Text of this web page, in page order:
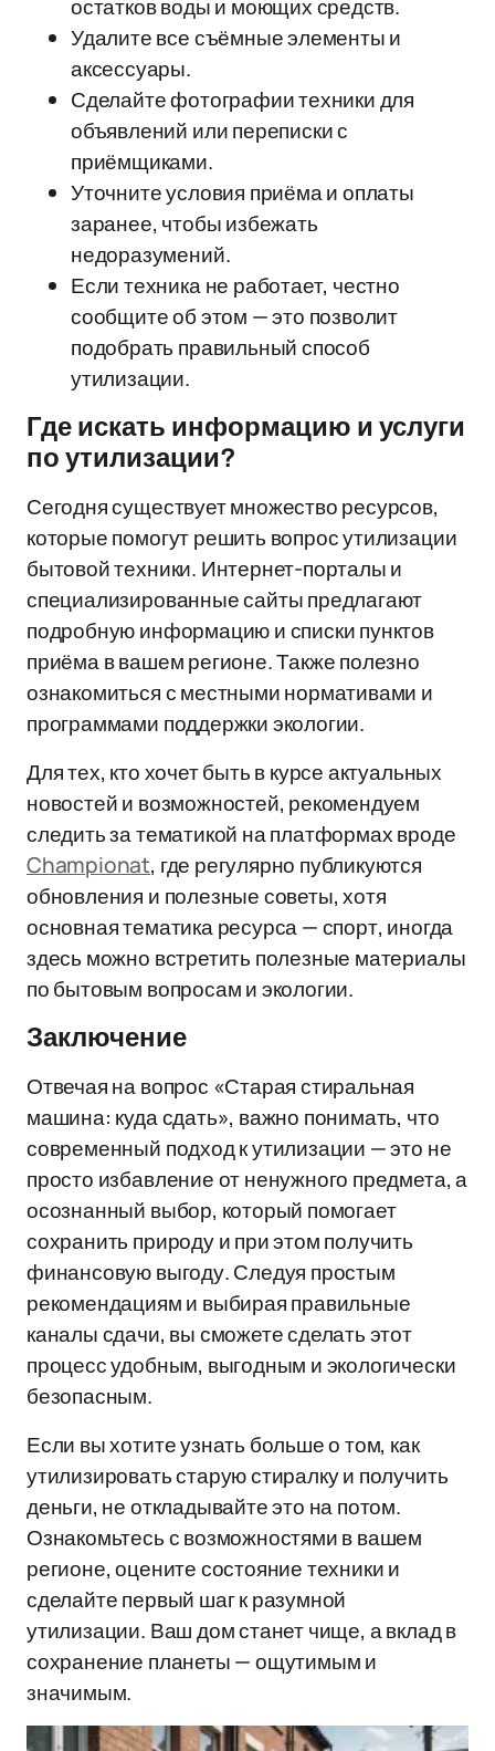
остатков воды и моющих средств.
Удалите все съёмные элементы и
аксессуары.
Сделайте фотографии техники для
объявлений или переписки с
приёмщиками.
Уточните условия приёма и оплаты
заранее, чтобы избежать
недоразумений.
Если техника не работает, честно
сообщите об этом — это позволит
подобрать правильный способ
утилизации.
Где искать информацию и услуги
по утилизации?
Сегодня существует множество ресурсов,
которые помогут решить вопрос утилизации
бытовой техники. Интернет-порталы и
специализированные сайты предлагают
подробную информацию и списки пунктов
приёма в вашем регионе. Также полезно
ознакомиться с местными нормативами и
программами поддержки экологии.
Для тех, кто хочет быть в курсе актуальных
новостей и возможностей, рекомендуем
следить за тематикой на платформах вроде
Championat, где регулярно публикуются
обновления и полезные советы, хотя
основная тематика ресурса — спорт, иногда
здесь можно встретить полезные материалы
по бытовым вопросам и экологии.
Заключение
Отвечая на вопрос «Старая стиральная
машина: куда сдать», важно понимать, что
современный подход к утилизации — это не
просто избавление от ненужного предмета, а
осознанный выбор, который помогает
сохранить природу и при этом получить
финансовую выгоду. Следуя простым
рекомендациям и выбирая правильные
каналы сдачи, вы сможете сделать этот
процесс удобным, выгодным и экологически
безопасным.
Если вы хотите узнать больше о том, как
утилизировать старую стиралку и получить
деньги, не откладывайте это на потом.
Ознакомьтесь с возможностями в вашем
регионе, оцените состояние техники и
сделайте первый шаг к разумной
утилизации. Ваш дом станет чище, а вклад в
сохранение планеты — ощутимым и
значимым.